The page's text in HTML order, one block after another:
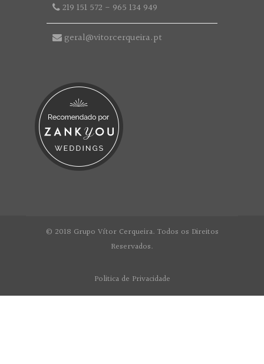
219 151 572 - 965 134 949
geral@vitorcerqueira.pt
© 2018 Grupo Vítor Cerqueira. Todos os Direitos
Reservados.
Politica de Privacidade